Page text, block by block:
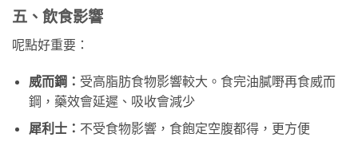
五、飲食影響
呢點好重要：
威而鋼： 受高脂肪食物影響較大。食完油膩嘢再食威而
鋼，藥效會延遲、吸收會減少
犀利士： 不受食物影響，食飽定空腹都得，更方便